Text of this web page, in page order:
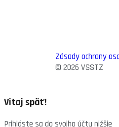
Zásady ochrany
© 2026 VSSTZ
Vitaj späť!
Prihláste sa do svojho účtu nižšie